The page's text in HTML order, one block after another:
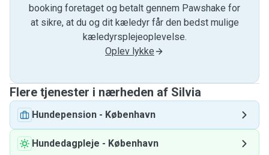
booking foretaget og betalt gennem Pawshake for
at sikre, at du og dit kæledyr får den bedst mulige
kæledyrsplejeoplevelse.
Oplev lykke
Flere tjenester i nærheden af ​​Silvia
Hundepension - København
Hundedagpleje - København